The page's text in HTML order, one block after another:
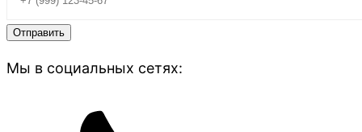
Мы в социальных сетях: